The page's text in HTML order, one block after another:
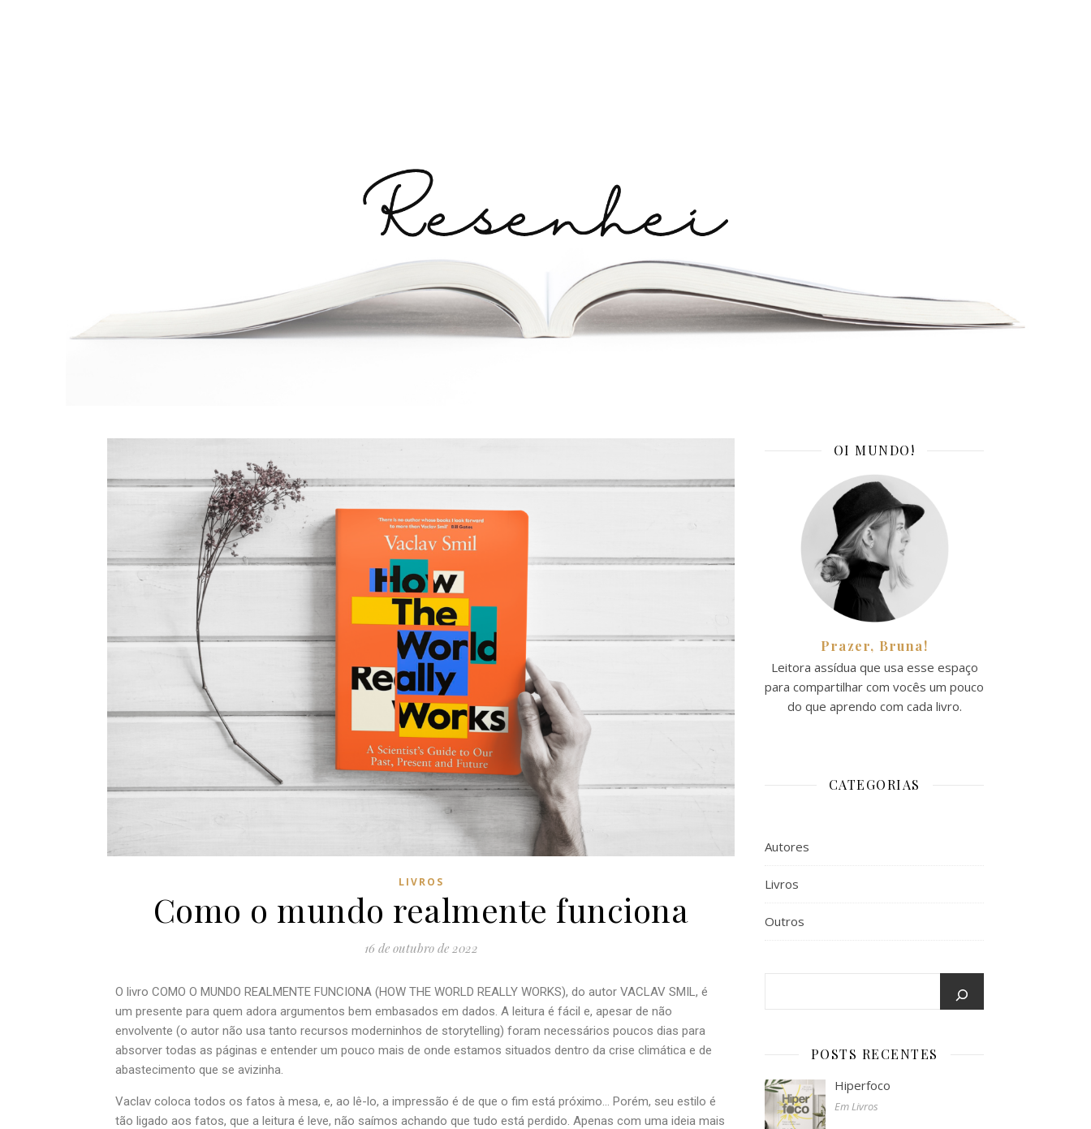
LIVROS
Como o mundo realmente funciona
16 de outubro de 2022
O livro COMO O MUNDO REALMENTE FUNCIONA (HOW THE WORLD REALLY WORKS), do autor VACLAV SMIL, é
um presente para quem adora argumentos bem embasados em dados. A leitura é fácil e, apesar de não
envolvente (o autor não usa tanto recursos moderninhos de storytelling) foram necessários poucos dias para
absorver todas as páginas e entender um pouco mais de onde estamos situados dentro da crise climática e de
abastecimento que se avizinha.
Vaclav coloca todos os fatos à mesa, e, ao lê-lo, a impressão é de que o fim está próximo… Porém, seu estilo é
tão ligado aos fatos, que a leitura é leve, não saímos achando que tudo está perdido. Apenas com uma ideia mais
OI MUNDO!
Prazer, Bruna!
Leitora assídua que usa esse espaço
para compartilhar com vocês um pouco
do que aprendo com cada livro.
CATEGORIAS
Autores
Livros
Outros
POSTS RECENTES
Hiperfoco
Em Livros